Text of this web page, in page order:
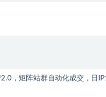
，矩阵站群自动化成交，日